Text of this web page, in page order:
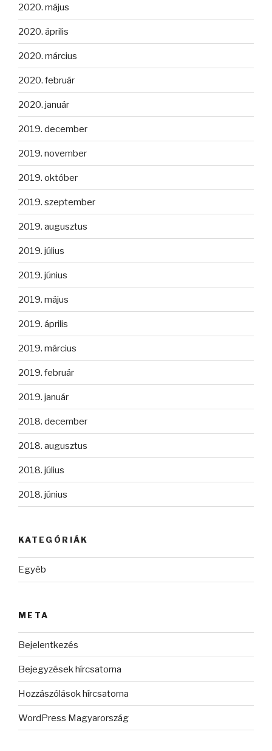
2020. május
2020. április
2020. március
2020. február
2020. január
2019. december
2019. november
2019. október
2019. szeptember
2019. augusztus
2019. július
2019. június
2019. május
2019. április
2019. március
2019. február
2019. január
2018. december
2018. augusztus
2018. július
2018. június
KATEGÓRIÁK
Egyéb
META
Bejelentkezés
Bejegyzések hírcsatorna
Hozzászólások hírcsatorna
WordPress Magyarország